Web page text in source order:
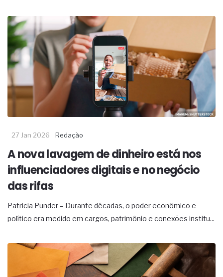
27 Jan 2026 Redação
A nova lavagem de dinheiro está nos
influenciadores digitais e no negócio
das rifas
Patricia Punder – Durante décadas, o poder econômico e
político era medido em cargos, patrimônio e conexões institu...